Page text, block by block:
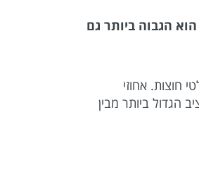
הגבוה ביותר גם
ושלטי חוצות. אחוזי
הגדול ביותר מבין